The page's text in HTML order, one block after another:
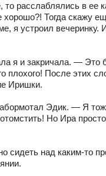
то расслаблялись в ее
Тогда скажу
я устроил вечеринку.
я и закричала. — Это
плохого! После этих
Иришки.
Эдик. — Я
Но Ира
над каким-то